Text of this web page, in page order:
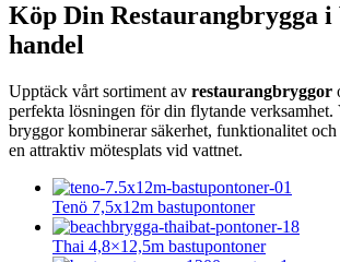
Köp Din Restaurangbrygga
handel
Upptäck vårt sortiment av restaurangbryggor
perfekta lösningen för din flytande verksamhet.
bryggor kombinerar säkerhet, funktionalitet och
en attraktiv mötesplats vid vattnet.
Tenö 7,5x12m bastupontoner
Thai 4,8×12,5m bastupontoner